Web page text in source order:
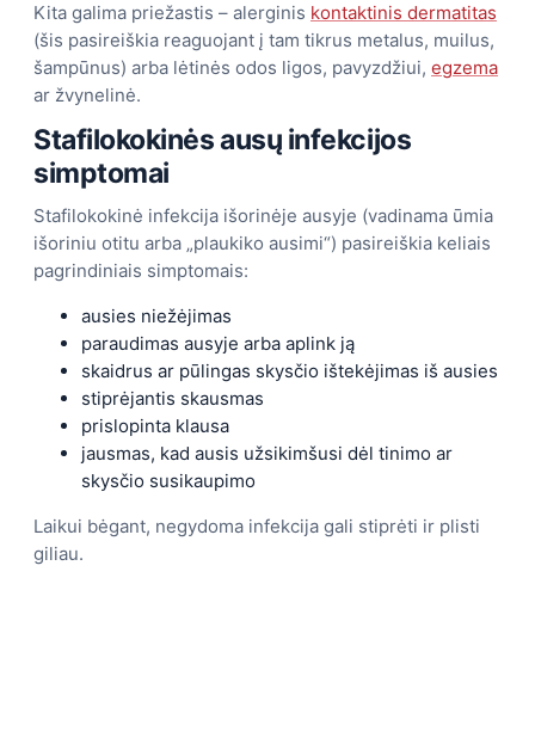
Kita galima priežastis – alerginis kontaktinis dermatitas
(šis pasireiškia reaguojant į tam tikrus metalus, muilus,
šampūnus) arba lėtinės odos ligos, pavyzdžiui, egzema
ar žvynelinė.
Stafilokokinės ausų infekcijos
simptomai
Stafilokokinė infekcija išorinėje ausyje (vadinama ūmia
išoriniu otitu arba „plaukiko ausimi“) pasireiškia keliais
pagrindiniais simptomais:
ausies niežėjimas
paraudimas ausyje arba aplink ją
skaidrus ar pūlingas skysčio ištekėjimas iš ausies
stiprėjantis skausmas
prislopinta klausa
jausmas, kad ausis užsikimšusi dėl tinimo ar
skysčio susikaupimo
Laikui bėgant, negydoma infekcija gali stiprėti ir plisti
giliau.